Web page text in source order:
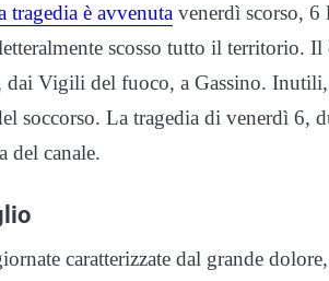
tragedia è avvenuta venerdì scorso,
scosso tutto il territorio.
dai Vigili del fuoco, a Gassino.
soccorso. La tragedia di venerdì 6,
del canale.
caratterizzate dal grande